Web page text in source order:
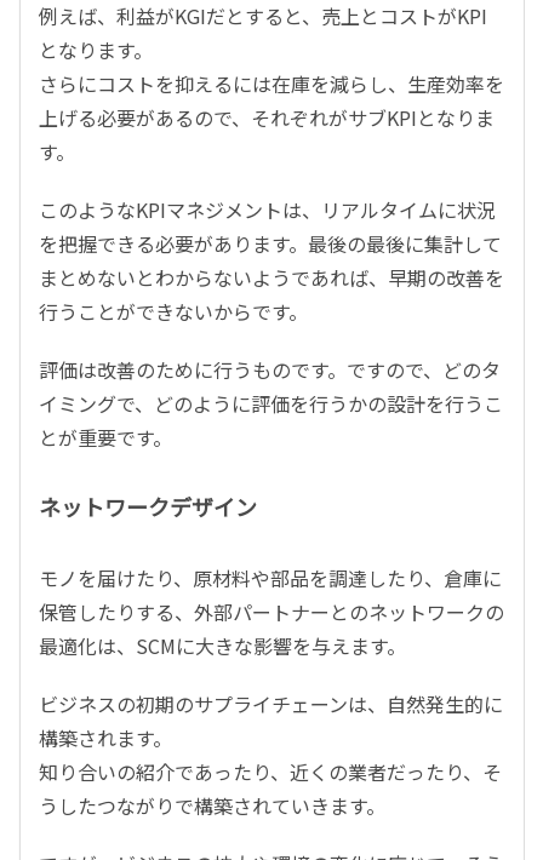
例えば、利益がKGIだとすると、売上とコストがKPI
となります。
さらにコストを抑えるには在庫を減らし、生産効率を
上げる必要があるので、それぞれがサブKPIとなりま
す。
このようなKPIマネジメントは、リアルタイムに状況
を把握できる必要があります。最後の最後に集計して
まとめないとわからないようであれば、早期の改善を
行うことができないからです。
評価は改善のために行うものです。ですので、どのタ
イミングで、どのように評価を行うかの設計を行うこ
とが重要です。
ネットワークデザイン
モノを届けたり、原材料や部品を調達したり、倉庫に
保管したりする、外部パートナーとのネットワークの
最適化は、SCMに大きな影響を与えます。
ビジネスの初期のサプライチェーンは、自然発生的に
構築されます。
知り合いの紹介であったり、近くの業者だったり、そ
うしたつながりで構築されていきます。